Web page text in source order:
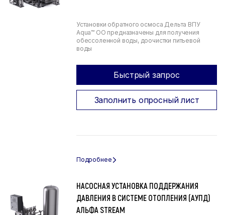
Установки обратного осмоса Дельта ВПУ
Aqua™ ОО предназначены для получения
обессоленной воды, доочистки питьевой
воды
Быстрый запрос
Заполнить опросный лист
НАСОСНАЯ УСТАНОВКА ПОДДЕРЖАНИЯ
ДАВЛЕНИЯ В СИСТЕМЕ ОТОПЛЕНИЯ (АУПД)
АЛЬФА STREAM